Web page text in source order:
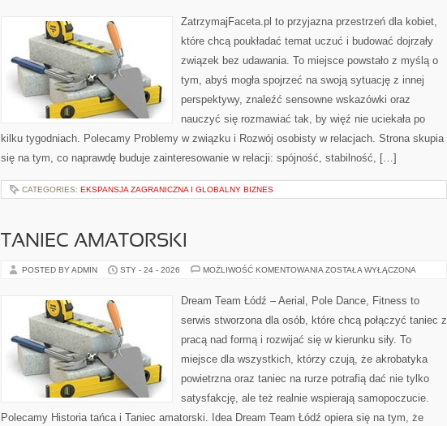
CZY
ZatrzymajFaceta.pl to przyjazna przestrzeń dla kobiet,
które chcą poukładać temat uczuć i budować dojrzały
związek bez udawania. To miejsce powstało z myślą o
tym, abyś mogła spojrzeć na swoją sytuację z innej
perspektywy, znaleźć sensowne wskazówki oraz
nauczyć się rozmawiać tak, by więź nie uciekała po
kilku tygodniach. Polecamy Problemy w związku i Rozwój osobisty w relacjach. Strona skupia
się na tym, co naprawdę buduje zainteresowanie w relacji: spójność, stabilność, […]
CATEGORIES: EKSPANSJA ZAGRANICZNA I GLOBALNY BIZNES
TANIEC AMATORSKI
POSTED BY ADMIN STY - 24 - 2026 MOŻLIWOŚĆ KOMENTOWANIA TANIEC
ZOSTAŁA WYŁĄCZONA
Dream Team Łódź – Aerial, Pole Dance, Fitness to
serwis stworzona dla osób, które chcą połączyć taniec z
pracą nad formą i rozwijać się w kierunku siły. To
miejsce dla wszystkich, którzy czują, że akrobatyka
powietrzna oraz taniec na rurze potrafią dać nie tylko
satysfakcję, ale też realnie wspierają samopoczucie.
Polecamy Historia tańca i Taniec amatorski. Idea Dream Team Łódź opiera się na tym, że